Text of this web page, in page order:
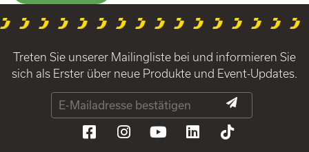
Treten Sie unserer Mailingliste bei und informieren Sie
sich als Erster über neue Produkte und Event-Updates.